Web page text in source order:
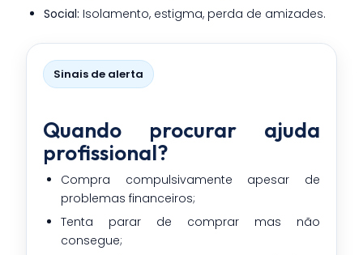
Social: Isolamento, estigma, perda de amizades.
Sinais de alerta
Quando procurar ajuda
profissional?
Compra compulsivamente apesar de
problemas financeiros;
Tenta parar de comprar mas não
consegue;